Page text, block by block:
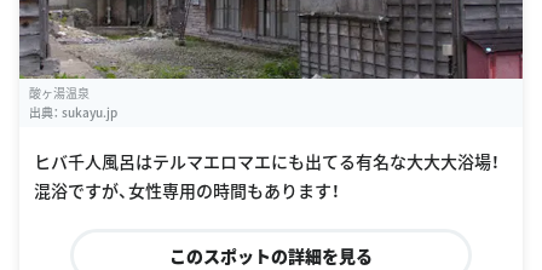
酸ヶ湯温泉
出典： sukayu.jp
ヒバ千人風呂はテルマエロマエにも出てる有名な大大大浴場！
混浴ですが、女性専用の時間もあります！
このスポットの詳細を見る